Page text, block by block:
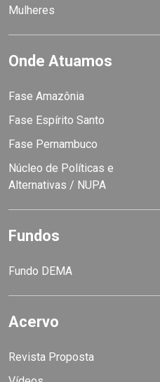
Mulheres
Onde Atuamos
Fase Amazônia
Fase Espírito Santo
Fase Pernambuco
Núcleo de Políticas e
Alternativas / NUPA
Fundos
Fundo DEMA
Acervo
Revista Proposta